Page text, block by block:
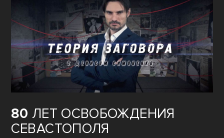
ТЕОРИЯЗАГОВОРА